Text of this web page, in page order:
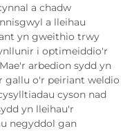
a chadw
a lleihau
yn gweithio trwy
i optimeiddio'r
arbedion sydd yn
gallu o'r peiriant weldio
cyson nad
yn lleihau'r
negyddol gan